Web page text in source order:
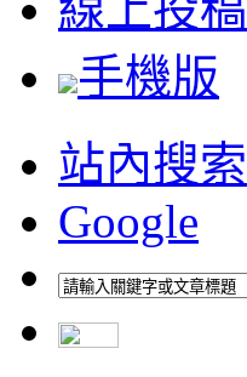
手機版
站內搜索
Google